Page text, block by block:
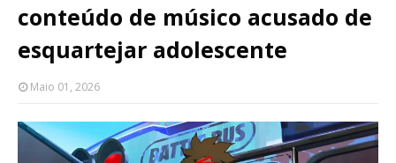
conteúdo de músico acusado de
esquartejar adolescente
Maio 01, 2026